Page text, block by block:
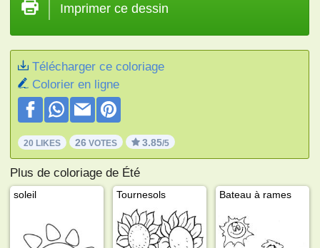
Imprimer ce dessin
Télécharger ce coloriage
Colorier en ligne
20 LIKES 26 VOTES 3.85/5
Plus de coloriage de Été
soleil Tournesols Bateau à rames